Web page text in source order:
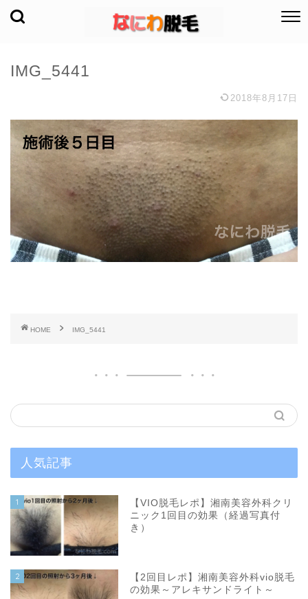
IMG_5441
2018年8月17日
HOME IMG_5441
人気記事
1
【VIO脱毛レポ】湘南美容外科クリ
ニック1回目の効果（経過写真付
き）
2
【2回目レポ】湘南美容外科vio脱毛
の効果～アレキサンドライト～